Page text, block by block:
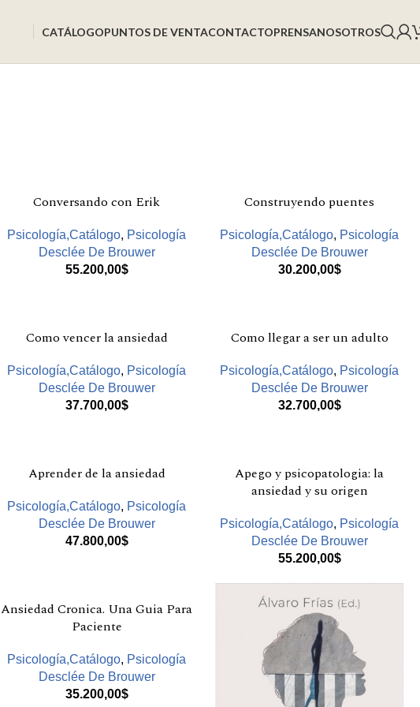
CATÁLOGOPUNTOS DE VENTACONTACTOPRENSANOSOTROS
Conversando con Erik
Psicología,Catálogo, Psicología
Desclée De Brouwer
55.200,00$
Construyendo puentes
Psicología,Catálogo, Psicología
Desclée De Brouwer
30.200,00$
Como vencer la ansiedad
Psicología,Catálogo, Psicología
Desclée De Brouwer
37.700,00$
Como llegar a ser un adulto
Psicología,Catálogo, Psicología
Desclée De Brouwer
32.700,00$
Aprender de la ansiedad
Psicología,Catálogo, Psicología
Desclée De Brouwer
47.800,00$
Apego y psicopatologia: la
ansiedad y su origen
Psicología,Catálogo, Psicología
Desclée De Brouwer
55.200,00$
Ansiedad Cronica. Una Guia Para
Paciente
Psicología,Catálogo, Psicología
Desclée De Brouwer
35.200,00$